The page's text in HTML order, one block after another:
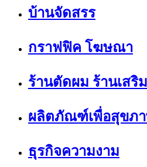
บ้านจัดสรร
กราฟฟิค โฆษณา
ร้านตัดผม ร้านเสริ
ผลิตภัณฑ์เพื่อสุขภ
ธุรกิจความงาม